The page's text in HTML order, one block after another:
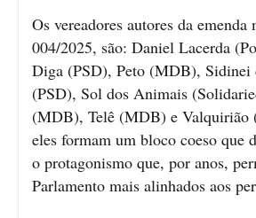
Os vereadores autores da
004/2025, são: Daniel Lacerda
Diga (PSD), Peto (MDB), Sidinei
(PSD), Sol dos Animais
(MDB), Telê (MDB) e Valquirião
eles formam um bloco coeso que
o protagonismo que, por anos,
Parlamento mais alinhados aos